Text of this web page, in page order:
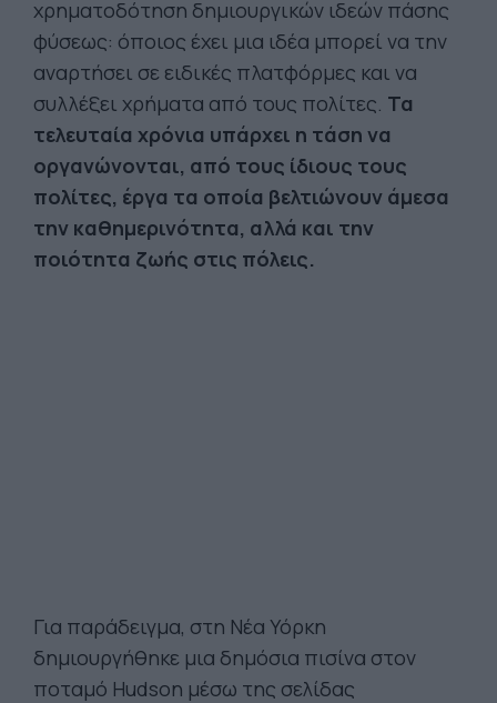
χρηματοδότηση δημιουργικών ιδεών πάσης
φύσεως: όποιος έχει μια ιδέα μπορεί να την
αναρτήσει σε ειδικές πλατφόρμες και να
συλλέξει χρήματα από τους πολίτες. Τα
τελευταία χρόνια υπάρχει η τάση να
οργανώνονται, από τους ίδιους τους
πολίτες, έργα τα οποία βελτιώνουν άμεσα
την καθημερινότητα, αλλά και την
ποιότητα ζωής στις πόλεις.
Για παράδειγμα, στη Νέα Υόρκη
δημιουργήθηκε μια δημόσια πισίνα στον
ποταμό Hudson μέσω της σελίδας